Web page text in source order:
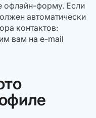
офлайн-форму. Если
автоматически
контактов:
вам на e-mail